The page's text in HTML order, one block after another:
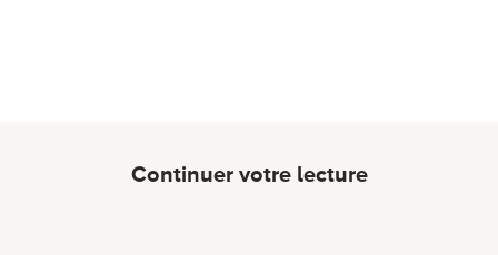
Continuer votre lecture